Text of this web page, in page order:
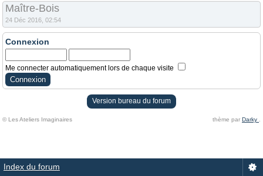
Maître-Bois
24 Déc 2016, 02:54
Connexion
Me connecter automatiquement lors de chaque visite
Version bureau du forum
© Les Ateliers Imaginaires thème par Darky
Index du forum